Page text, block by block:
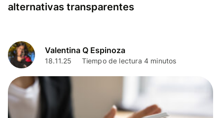
alternativas transparentes
Valentina Q Espinoza
18.11.25 Tiempo de lectura 4 minutos